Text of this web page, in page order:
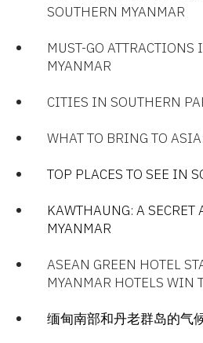
SOUTHERN MYANMAR
MUST-GO
MYANMAR
CITIES IN SOUTHERN
WHAT TO BRING TO
TOP PLACES TO SEE IN
KAWTHAUNG: A
MYANMAR
ASEAN GREEN HOTEL
MYANMAR HOTELS
缅甸南部和丹老群岛的气